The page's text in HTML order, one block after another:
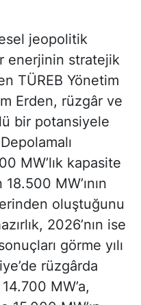
jeopolitik
enerjinin stratejik
TÜREB Yönetim
Erden, rüzgâr ve
bir potansiyele
MW’lık kapasite
MW’ının
oluştuğunu
2026’nın ise
görme yılı
rüzgârda
MW’a,